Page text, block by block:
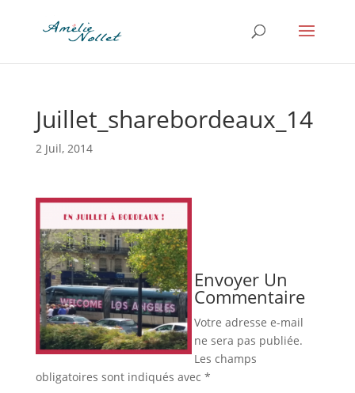
Juillet_sharebordeaux_14
2 Juil, 2014
Envoyer Un
Commentaire
Votre adresse e-mail
ne sera pas publiée.
Les champs
obligatoires sont indiqués avec *